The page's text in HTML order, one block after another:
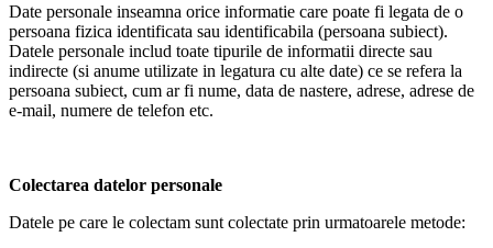
Date personale inseamna orice informatie care poate fi legata de o
persoana fizica identificata sau identificabila (persoana subiect).
Datele personale includ toate tipurile de informatii directe sau
indirecte (si anume utilizate in legatura cu alte date) ce se refera la
persoana subiect, cum ar fi nume, data de nastere, adrese, adrese de
e-mail, numere de telefon etc.
Colectarea datelor personale
Datele pe care le colectam sunt colectate prin urmatoarele metode: